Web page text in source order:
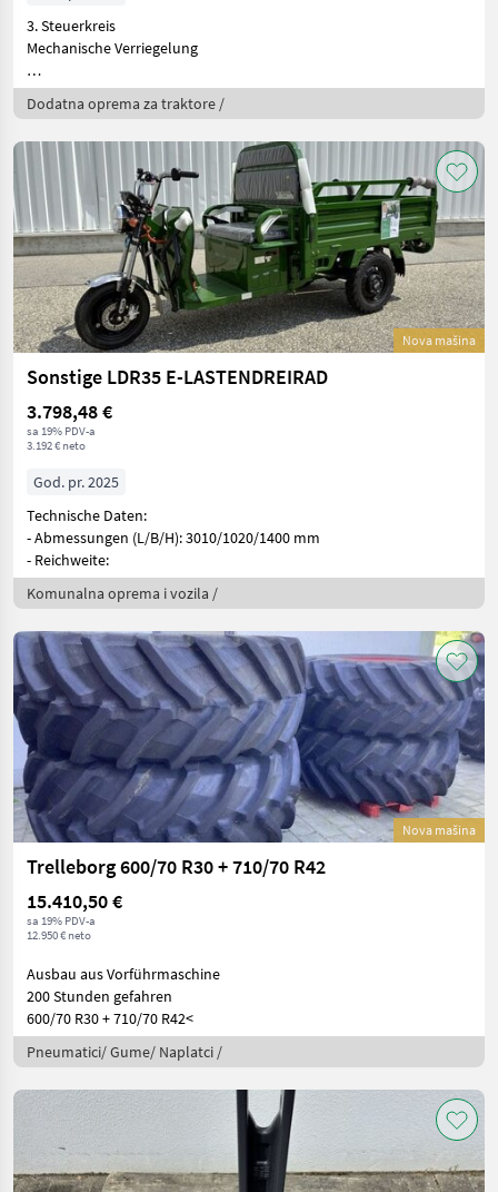
3. Steuerkreis
Mechanische Verriegelung
Diese Maschine steht an uns
Dodatna oprema za traktore /
Nova mašina
Sonstige LDR35 E-LASTENDREIRAD
3.798,48 €
sa 19% PDV-a
3.192 € neto
God. pr. 2025
Technische Daten:
- Abmessungen (L/B/H): 3010/1020/1400 mm
- Reichweite:
Komunalna oprema i vozila /
Nova mašina
Trelleborg 600/70 R30 + 710/70 R42
15.410,50 €
sa 19% PDV-a
12.950 € neto
Ausbau aus Vorführmaschine
200 Stunden gefahren
600/70 R30 + 710/70 R42<
Pneumatici/ Gume/ Naplatci /